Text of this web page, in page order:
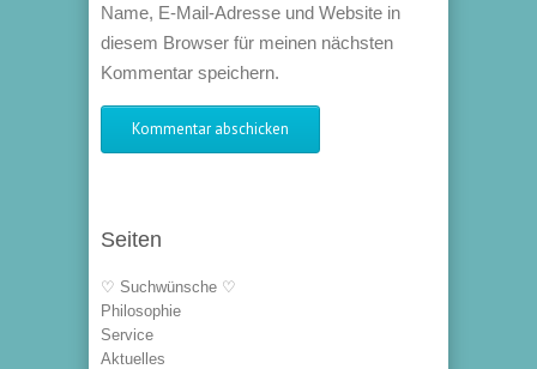
Name, E-Mail-Adresse und Website in
diesem Browser für meinen nächsten
Kommentar speichern.
Seiten
♡ Suchwünsche ♡
Philosophie
Service
Aktuelles